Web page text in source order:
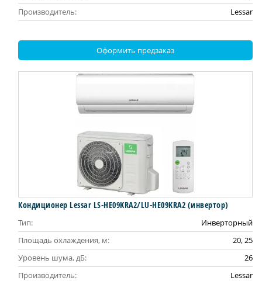
Производитель:
Lessar
Оформить предзаказ
Кондиционер Lessar LS-HE09KRA2/LU-HE09KRA2 (инвертор)
Тип:
Инверторный
Площадь охлаждения, м:
20, 25
Уровень шума, дБ:
26
Производитель:
Lessar